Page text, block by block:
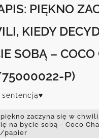
PIĘKNO
KIEDY
SOBĄ –
P)
zaczyna się w
na bycie sobą - Coco
papier